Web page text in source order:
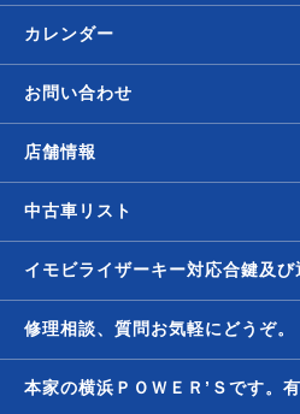
カレンダー
お問い合わせ
店舗情報
中古車リスト
イモビライザーキー対応合鍵及
修理相談、質問お気軽にどうぞ。
本家の横浜ＰＯＷＥＲ’Ｓです。